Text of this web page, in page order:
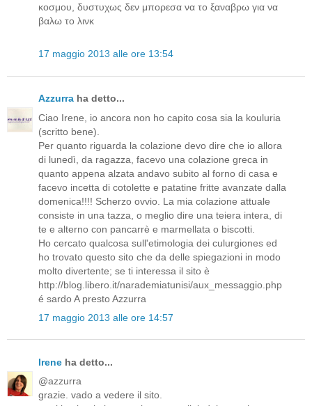
κοσμου, δυστυχως δεν μπορεσα να το ξαναβρω για να
βαλω το λινκ
17 maggio 2013 alle ore 13:54
Azzurra ha detto...
Ciao Irene, io ancora non ho capito cosa sia la kouluria
(scritto bene).
Per quanto riguarda la colazione devo dire che io allora
di lunedì, da ragazza, facevo una colazione greca in
quanto appena alzata andavo subito al forno di casa e
facevo incetta di cotolette e patatine fritte avanzate dalla
domenica!!!! Scherzo ovvio. La mia colazione attuale
consiste in una tazza, o meglio dire una teiera intera, di
te e alterno con pancarrè e marmellata o biscotti.
Ho cercato qualcosa sull'etimologia dei culurgiones ed
ho trovato questo sito che da delle spiegazioni in modo
molto divertente; se ti interessa il sito è
http://blog.libero.it/narademiatunisi/aux_messaggio.php
é sardo A presto Azzurra
17 maggio 2013 alle ore 14:57
Irene ha detto...
@azzurra
grazie. vado a vedere il sito.